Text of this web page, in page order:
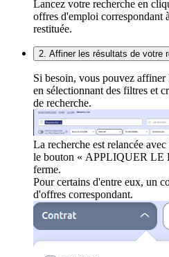
Lancez votre recherche en
offres d'emploi correspondant
restituée.
2. Affiner les résultats de votre
Si besoin, vous pouvez affiner
en sélectionnant des filtres et
de recherche.
La recherche est relancée
le bouton « APPLIQUER LE
ferme.
Pour certains d'entre eux, un
d'offres correspondant.